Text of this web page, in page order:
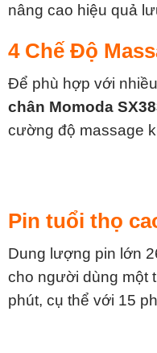
nâng cao hiệu quả
4 Chế Độ
Để phù hợp với
chân Momoda
cường độ massage
Pin tuổi thọ
Dung lượng pin lớn
cho người dùng một
phút, cụ thể với 15